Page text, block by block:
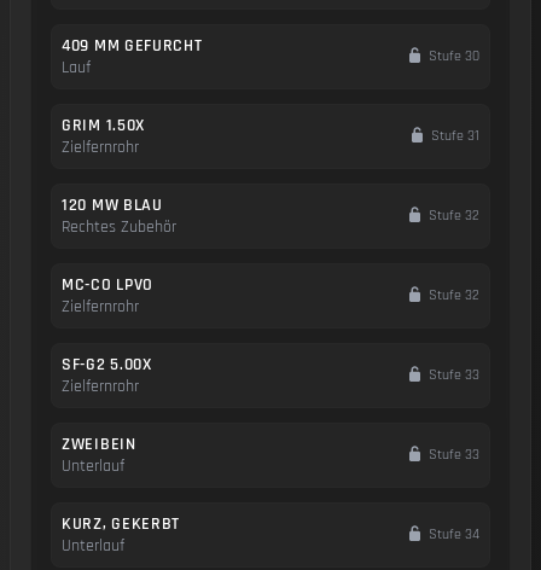
409 MM GEFURCHT
Lauf
Stufe 30
GRIM 1.50X
Zielfernrohr
Stufe 31
120 MW BLAU
Rechtes Zubehör
Stufe 32
MC-CO LPVO
Zielfernrohr
Stufe 32
SF-G2 5.00X
Zielfernrohr
Stufe 33
ZWEIBEIN
Unterlauf
Stufe 33
KURZ, GEKERBT
Unterlauf
Stufe 34